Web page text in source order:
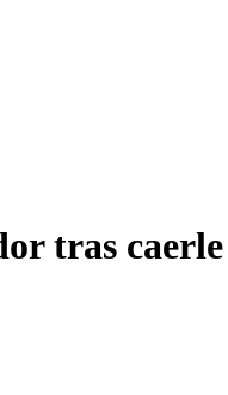
tras caerle